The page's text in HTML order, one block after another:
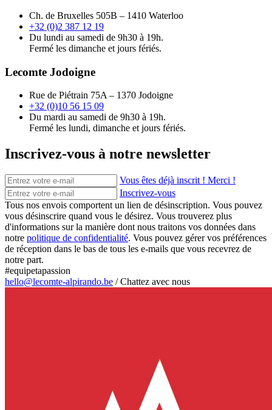
Ch. de Bruxelles 505B – 1410 Waterloo
+32 (0)2 387 12 19
Du lundi au samedi de 9h30 à 19h.
Fermé les dimanche et jours fériés.
Lecomte Jodoigne
Rue de Piétrain 75A – 1370 Jodoigne
+32 (0)10 56 15 09
Du mardi au samedi de 9h30 à 19h.
Fermé les lundi, dimanche et jours fériés.
Inscrivez-vous à notre newsletter
Vous êtes déjà inscrit ! Merci !
Inscrivez-vous
Tous nos envois comportent un lien de désinscription. Vous pouvez
vous désinscrire quand vous le désirez. Vous trouverez plus
d'informations sur la manière dont nous traitons vos données dans
notre politique de confidentialité. Vous pouvez gérer vos préférences
de réception dans le bas de tous les e-mails que vous recevrez de
notre part.
#equipetapassion
hello@lecomte-alpirando.be /Chattez avec nous